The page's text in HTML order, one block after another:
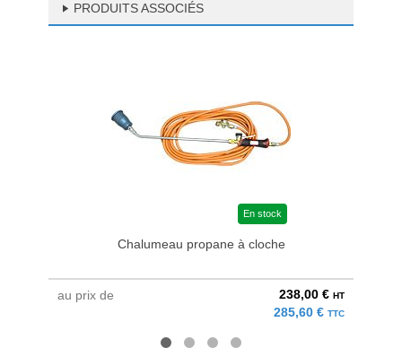
PRODUITS ASSOCIÉS
En stock
Chalumeau propane à cloche
au prix de 238,00 € HT
285,60 € TTC